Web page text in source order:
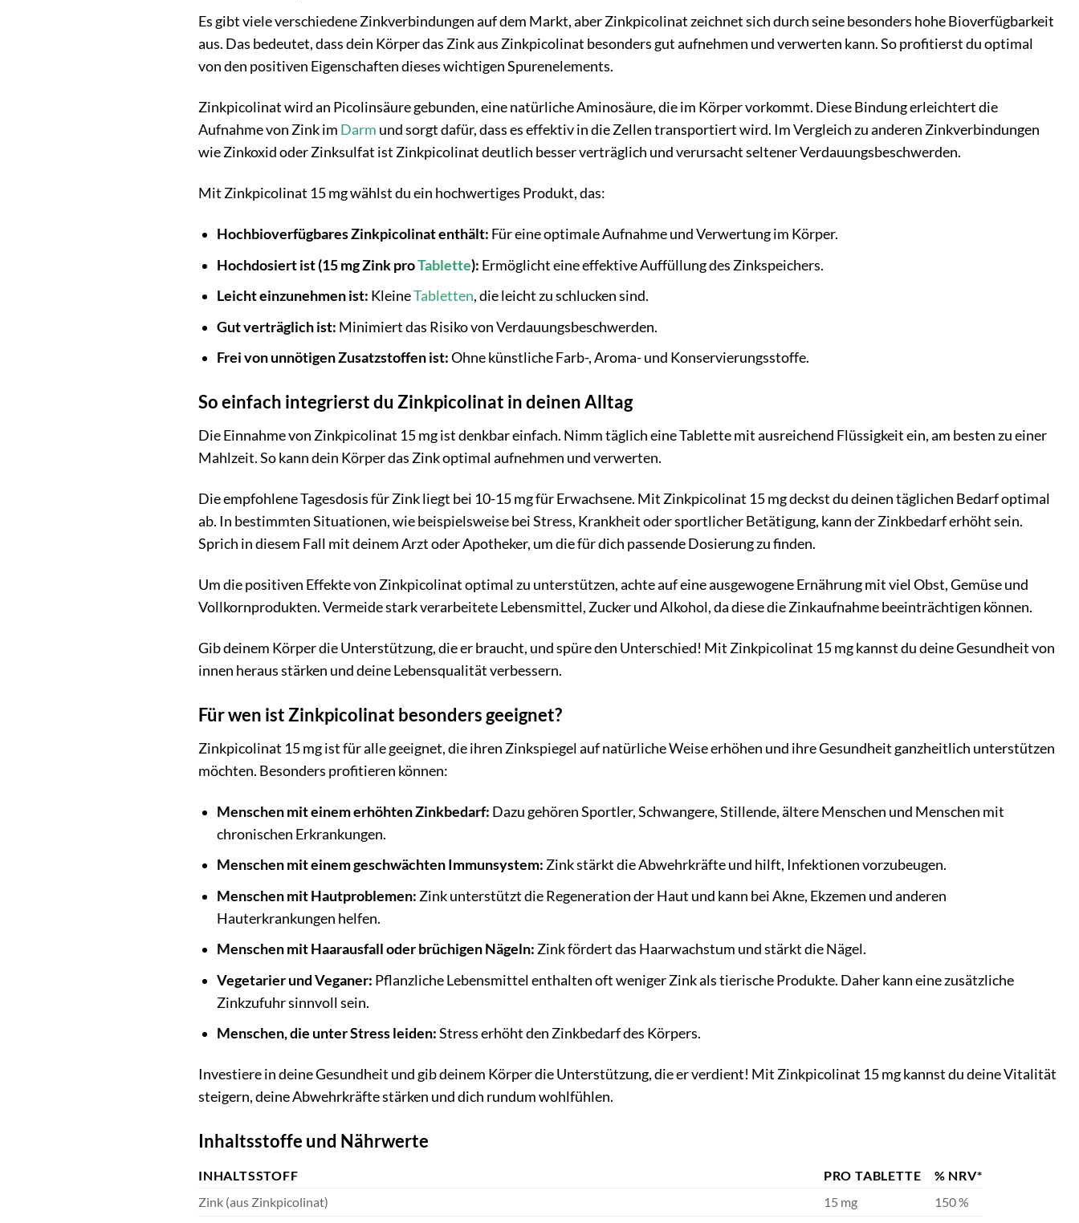
Es gibt viele verschiedene Zinkverbindungen auf dem Markt, aber Zinkpicolinat zeichnet sich durch seine besonders hohe Bioverfügbarkeit
aus. Das bedeutet, dass dein Körper das Zink aus Zinkpicolinat besonders gut aufnehmen und verwerten kann. So profitierst du optimal
von den positiven Eigenschaften dieses wichtigen Spurenelements.
Zinkpicolinat wird an Picolinsäure gebunden, eine natürliche Aminosäure, die im Körper vorkommt. Diese Bindung erleichtert die
Aufnahme von Zink im Darm und sorgt dafür, dass es effektiv in die Zellen transportiert wird. Im Vergleich zu anderen Zinkverbindungen
wie Zinkoxid oder Zinksulfat ist Zinkpicolinat deutlich besser verträglich und verursacht seltener Verdauungsbeschwerden.
Mit Zinkpicolinat 15 mg wählst du ein hochwertiges Produkt, das:
Hochbioverfügbares Zinkpicolinat enthält: Für eine optimale Aufnahme und Verwertung im Körper.
Hochdosiert ist (15 mg Zink proTablette): Ermöglicht eine effektive Auffüllung des Zinkspeichers.
Leicht einzunehmen ist: KleineTabletten, die leicht zu schlucken sind.
Gut verträglich ist: Minimiert das Risiko von Verdauungsbeschwerden.
Frei von unnötigen Zusatzstoffen ist:Ohne künstliche Farb-, Aroma- und Konservierungsstoffe.
So einfach integrierst du Zinkpicolinat in deinen Alltag
Die Einnahme von Zinkpicolinat 15 mg ist denkbar einfach. Nimm täglich eine Tablette mit ausreichend Flüssigkeit ein, am besten zu einer
Mahlzeit. So kann dein Körper das Zink optimal aufnehmen und verwerten.
Die empfohlene Tagesdosis für Zink liegt bei 10-15 mg für Erwachsene. Mit Zinkpicolinat 15 mg deckst du deinen täglichen Bedarf optimal
ab. In bestimmten Situationen, wie beispielsweise bei Stress, Krankheit oder sportlicher Betätigung, kann der Zinkbedarf erhöht sein.
Sprich in diesem Fall mit deinem Arzt oder Apotheker, um die für dich passende Dosierung zu finden.
Um die positiven Effekte von Zinkpicolinat optimal zu unterstützen, achte auf eine ausgewogene Ernährung mit viel Obst, Gemüse und
Vollkornprodukten. Vermeide stark verarbeitete Lebensmittel, Zucker und Alkohol, da diese die Zinkaufnahme beeinträchtigen können.
Gib deinem Körper die Unterstützung, die er braucht, und spüre den Unterschied! Mit Zinkpicolinat 15 mg kannst du deine Gesundheit von
innen heraus stärken und deine Lebensqualität verbessern.
Für wen ist Zinkpicolinat besonders geeignet?
Zinkpicolinat 15 mg ist für alle geeignet, die ihren Zinkspiegel auf natürliche Weise erhöhen und ihre Gesundheit ganzheitlich unterstützen
möchten. Besonders profitieren können:
Menschen mit einem erhöhten Zinkbedarf: Dazu gehören Sportler, Schwangere, Stillende, ältere Menschen und Menschen mit
chronischen Erkrankungen.
Menschen mit einem geschwächten Immunsystem: Zink stärkt die Abwehrkräfte und hilft, Infektionen vorzubeugen.
Menschen mit Hautproblemen: Zink unterstützt die Regeneration der Haut und kann bei Akne, Ekzemen und anderen
Hauterkrankungen helfen.
Menschen mit Haarausfall oder brüchigen Nägeln: Zink fördert das Haarwachstum und stärkt die Nägel.
Vegetarier und Veganer: Pflanzliche Lebensmittel enthalten oft weniger Zink als tierische Produkte. Daher kann eine zusätzliche
Zinkzufuhr sinnvoll sein.
Menschen, die unter Stress leiden:Stress erhöht den Zinkbedarf des Körpers.
Investiere in deine Gesundheit und gib deinem Körper die Unterstützung, die er verdient! Mit Zinkpicolinat 15 mg kannst du deine Vitalität
steigern, deine Abwehrkräfte stärken und dich rundum wohlfühlen.
Inhaltsstoffe und Nährwerte
INHALTSSTOFF PRO TABLETTE
% NRV*
Zink (aus Zinkpicolinat)
15 mg
150 %